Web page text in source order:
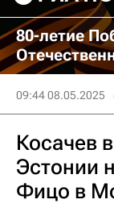
80-летие
09:44 08.05.2025
Косачев
Эстонии
Фицо в